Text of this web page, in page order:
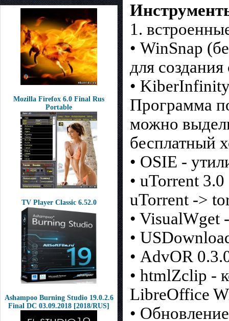
Mozilla Firefox 6.0 Final Rus
Portable
TV Player Classic 6.52.0
Ashampoo Burning Studio 19.0.2.6
Final DC 03.09.2018 [2018/RUS]
1.
• WinSnap
для
•
Программа
можно
бесплатный
• OSIE -
• uTorrent
uTorrent ->
• VisualWget
•
• AdvOR
• htmlZclip -
LibreOffice
•